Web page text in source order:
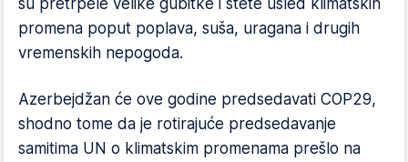
promena poput poplava, suša, uragana i drugih
vremenskih nepogoda.
Azerbejdžan će ove godine predsedavati COP29,
shodno tome da je rotirajuće predsedavanje
samitima UN o klimatskim promenama prešlo na